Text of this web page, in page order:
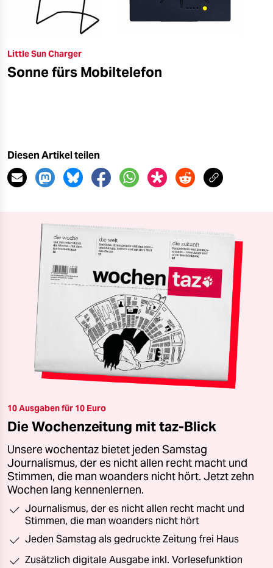
Little Sun Charger
Sonne fürs Mobiltelefon
Diesen Artikel teilen
10 Ausgaben für 10 Euro
Die Wochenzeitung mit taz-Blick
Unsere wochentaz bietet jeden Samstag
Journalismus, der es nicht allen recht macht und
Stimmen, die man woanders nicht hört. Jetzt zehn
Wochen lang kennenlernen.
Journalismus, der es nicht allen recht macht und
Stimmen, die man woanders nicht hört
Jeden Samstag als gedruckte Zeitung frei Haus
Zusätzlich digitale Ausgabe inkl. Vorlesefunktion